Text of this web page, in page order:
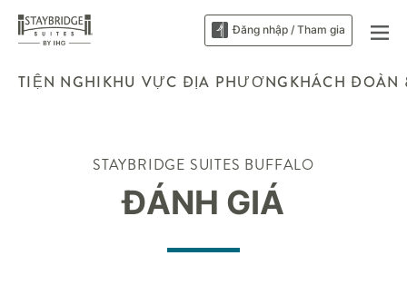
Đăng nhập / Tham gia
TIỆN NGHIKHU VỰC ĐỊA PHƯƠNGKHÁCH ĐOÀN
STAYBRIDGE SUITES BUFFALO
ĐÁNH GIÁ